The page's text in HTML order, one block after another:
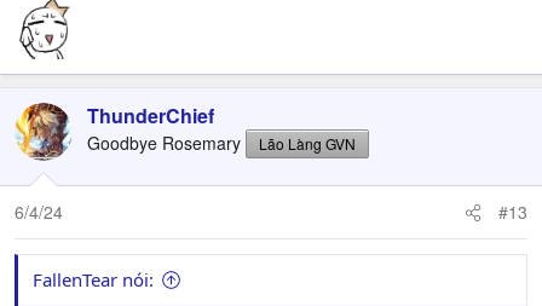
ThunderChief
Goodbye Rosemary Lão Làng GVN
6/4/24 #13
FallenTear nói: